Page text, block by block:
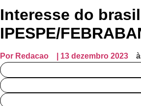
Interesse do
IPESPE/
Por Redacao 13 dezembro 2023